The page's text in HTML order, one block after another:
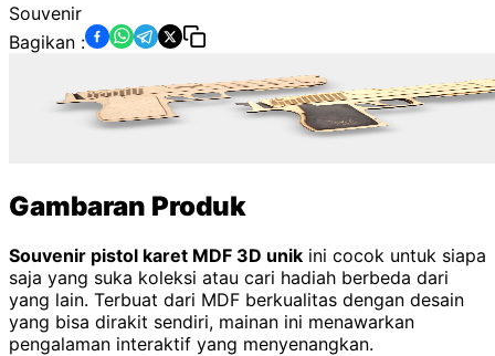
Souvenir
Bagikan :
Gambaran Produk
Souvenir pistol karet MDF 3D unik ini cocok untuk siapa
saja yang suka koleksi atau cari hadiah berbeda dari
yang lain. Terbuat dari MDF berkualitas dengan desain
yang bisa dirakit sendiri, mainan ini menawarkan
pengalaman interaktif yang menyenangkan.